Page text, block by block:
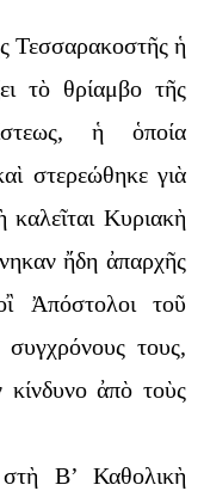
Τεσσαρακοστῆς ἡ
τὸ θρίαμβο τῆς
ἡ ὁποία
στερεώθηκε γιὰ
Κυριακὴ
ἤδη ἀπαρχῆς
Ἀπόστολοι τοῦ
συγχρόνους τους,
κίνδυνο ἀπὸ τοὺς
Β’ Καθολικὴ